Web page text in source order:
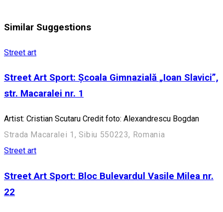
Similar Suggestions
Street art
Street Art Sport: Școala Gimnazială „Ioan Slavici”,
str. Macaralei nr. 1
Artist: Cristian Scutaru Credit foto: Alexandrescu Bogdan
Strada Macaralei 1, Sibiu 550223, Romania
Street art
Street Art Sport: Bloc Bulevardul Vasile Milea nr.
22